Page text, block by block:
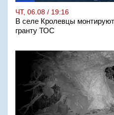
ЧТ, 06.08 / 19:16
В селе Кролевцы
гранту ТОС